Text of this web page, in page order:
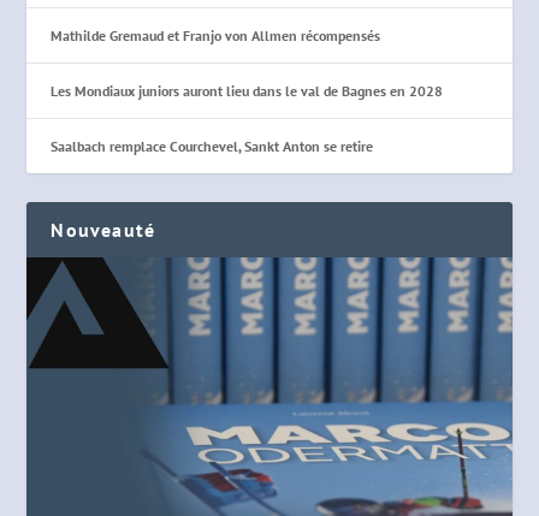
Mathilde Gremaud et Franjo von Allmen récompensés
Les Mondiaux juniors auront lieu dans le val de Bagnes en 2028
Saalbach remplace Courchevel, Sankt Anton se retire
Nouveauté